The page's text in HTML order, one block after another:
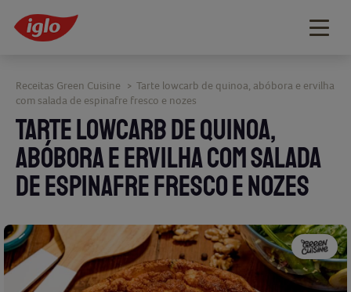
TARTE LOWCARB DE QUINOA,
ABÓBORA E ERVILHA COM SALADA
DE ESPINAFRE FRESCO E NOZES
Receitas Green Cuisine > Tarte lowcarb de quinoa, abóbora e ervilha
com salada de espinafre fresco e nozes